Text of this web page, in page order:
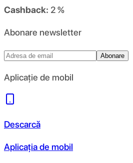
Cashback: 2 %
Abonare newsletter
Abonare
Aplicație de mobil
Descarcă
Aplicația de mobil